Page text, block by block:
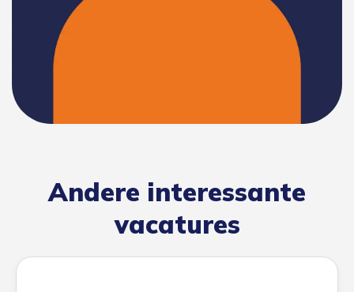
Andere interessante
vacatures